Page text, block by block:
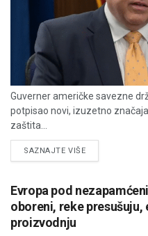
Guverner američke savezne
potpisao novi, izuzetno
zaštita...
SAZNAJTE VIŠEDETAILS
Evropa pod
oboreni, reke
proizvodnju